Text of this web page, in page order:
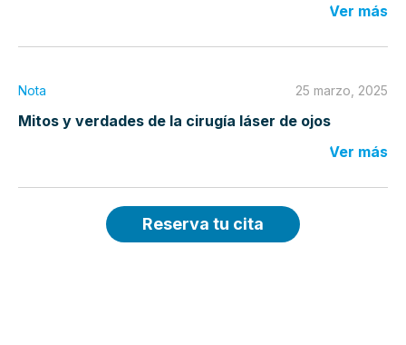
Ver más
Nota 25 marzo, 2025
Mitos y verdades de la cirugía láser de ojos
Ver más
Reserva tu cita